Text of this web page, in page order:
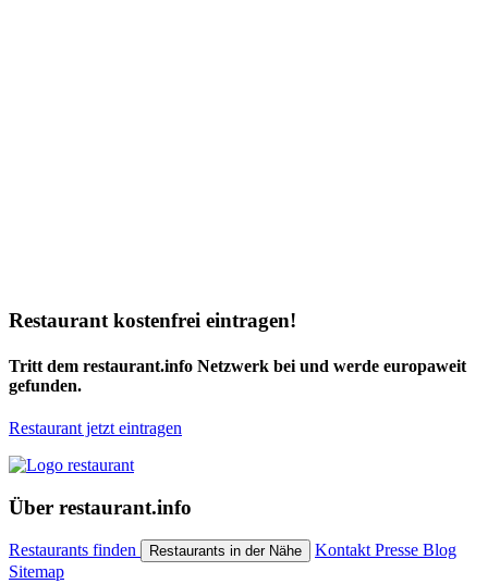
Restaurant kostenfrei eintragen!
Tritt dem restaurant.info Netzwerk bei und werde europaweit
gefunden.
Restaurant jetzt eintragen
Über restaurant.info
Restaurants finden Restaurants in der Nähe Kontakt Presse Blog
Sitemap